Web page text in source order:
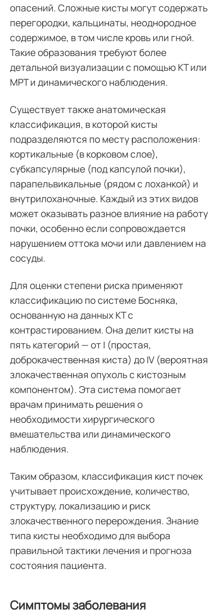
опасений. Сложные кисты могут содержать
перегородки, кальцинаты, неоднородное
содержимое, в том числе кровь или гной.
Такие образования требуют более
детальной визуализации с помощью КТ или
МРТ и динамического наблюдения.
Существует также анатомическая
классификация, в которой кисты
подразделяются по месту расположения:
кортикальные (в корковом слое),
субкапсулярные (под капсулой почки),
парапельвикальные (рядом с лоханкой) и
внутрилоханочные. Каждый из этих видов
может оказывать разное влияние на работу
почки, особенно если сопровождается
нарушением оттока мочи или давлением на
сосуды.
Для оценки степени риска применяют
классификацию по системе Босняка,
основанную на данных КТ с
контрастированием. Она делит кисты на
пять категорий — от I (простая,
доброкачественная киста) до IV (вероятная
злокачественная опухоль с кистозным
компонентом). Эта система помогает
врачам принимать решения о
необходимости хирургического
вмешательства или динамического
наблюдения.
Таким образом, классификация кист почек
учитывает происхождение, количество,
структуру, локализацию и риск
злокачественного перерождения. Знание
типа кисты необходимо для выбора
правильной тактики лечения и прогноза
состояния пациента.
Симптомы заболевания